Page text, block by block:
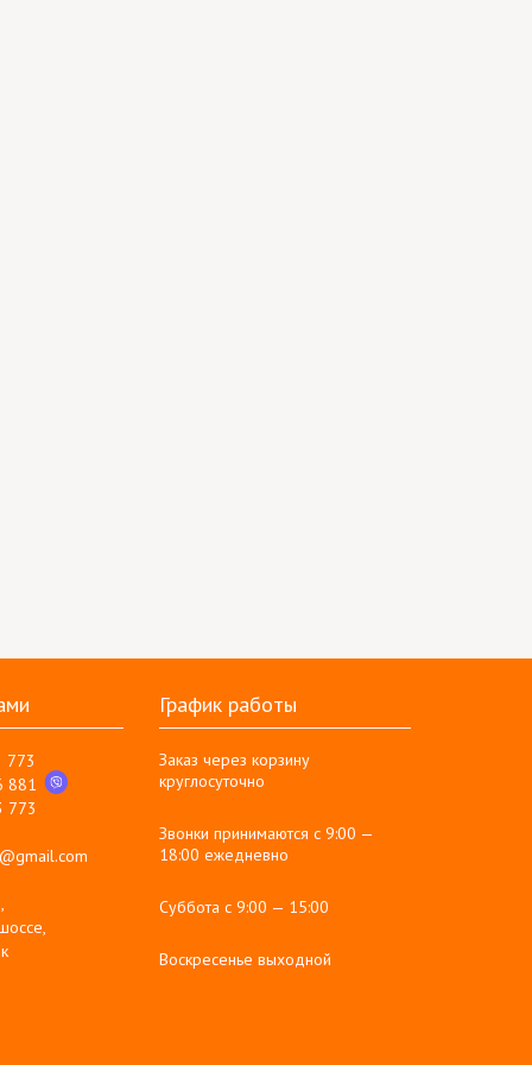
773
881
773
График работы
Заказ через корзину
круглосуточно
Звонки принимаются с 9:00 —
18:00 ежедневно
Суббота с 9:00 — 15:00
Воскресенье выходной